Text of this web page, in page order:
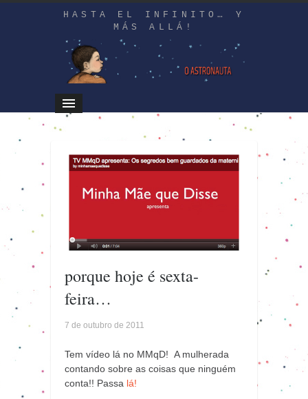
HASTA EL INFINITO… Y
MÁS ALLÁ!
porque hoje é sexta-
feira…
7 de outubro de 2011
Tem vídeo lá no MMqD! A mulherada
contando sobre as coisas que ninguém
conta!! Passa lá!